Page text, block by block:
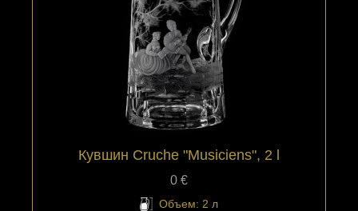
Кувшин Cruche "Musiciens", 2 l
0 €
Объем: 2 л